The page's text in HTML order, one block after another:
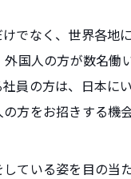
でなく、世界各地
国人の方が数名働
員の方は、日本に
方をお招きする機
ている姿を目の当